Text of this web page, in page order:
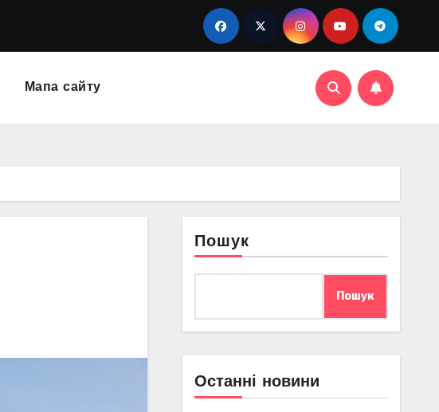
Мапа сайту
Пошук
Пошук
Останні новини